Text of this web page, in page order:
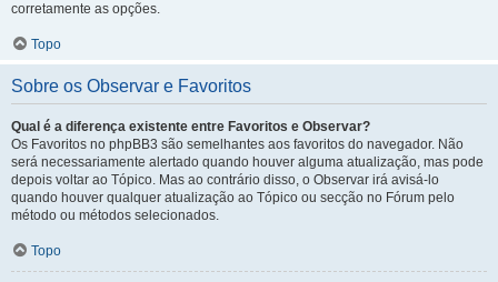
corretamente as opções.
Topo
Sobre os Observar e Favoritos
Qual é a diferença existente entre Favoritos e Observar?
Os Favoritos no phpBB3 são semelhantes aos favoritos do navegador. Não
será necessariamente alertado quando houver alguma atualização, mas pode
depois voltar ao Tópico. Mas ao contrário disso, o Observar irá avisá-lo
quando houver qualquer atualização ao Tópico ou secção no Fórum pelo
método ou métodos selecionados.
Topo